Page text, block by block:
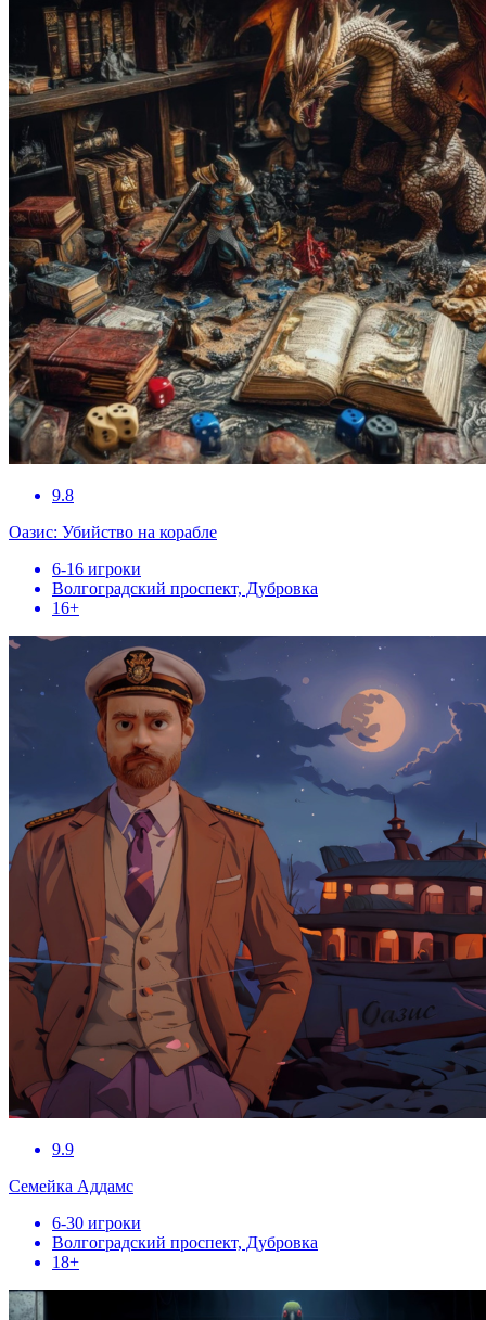
9.8
Оазис: Убийство на корабле
6-16 игроки
Волгоградский проспект, Дубровка
16+
9.9
Семейка Аддамс
6-30 игроки
Волгоградский проспект, Дубровка
18+